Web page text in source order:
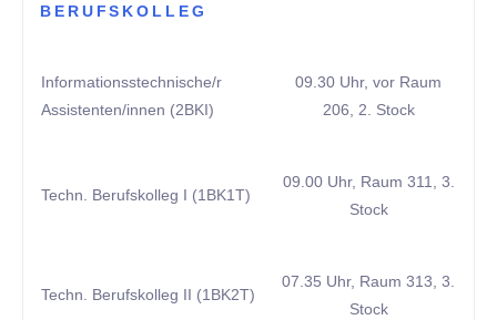
BERUFSKOLLEG
Informationsstechnische/r
Assistenten/innen (2BKI)
09.30 Uhr, vor Raum
206, 2. Stock
Techn. Berufskolleg I (1BK1T)
09.00 Uhr, Raum 311, 3.
Stock
Techn. Berufskolleg II (1BK2T)
07.35 Uhr, Raum 313, 3.
Stock